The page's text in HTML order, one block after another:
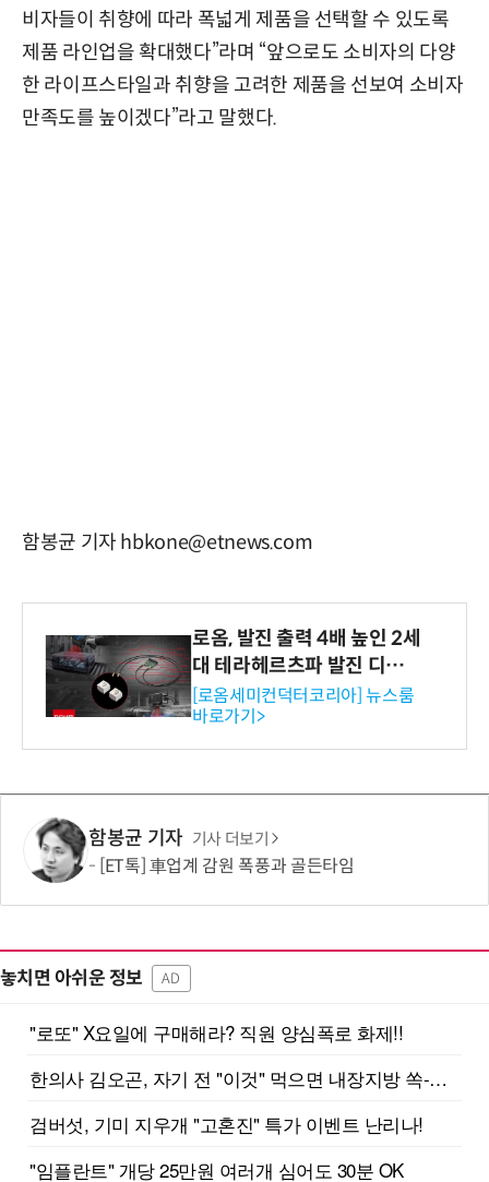
비자들이 취향에 따라 폭넓게 제품을 선택할 수 있도록
제품 라인업을 확대했다”라며 “앞으로도 소비자의 다양
한 라이프스타일과 취향을 고려한 제품을 선보여 소비자
만족도를 높이겠다”라고 말했다.
함봉균 기자 hbkone@etnews.com
로옴, 발진 출력 4배 높인 2세
대 테라헤르츠파 발진 디바이
스 개발
[로옴세미컨덕터코리아] 뉴스룸
바로가기>
함봉균 기자 기사 더보기
[ET톡] 車업계 감원 폭풍과 골든타임
놓치면 아쉬운 정보 AD